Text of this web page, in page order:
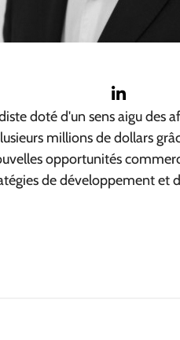
doté d'un sens aigu des
millions de dollars
opportunités
de développement et